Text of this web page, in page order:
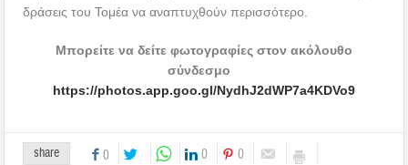
δράσεις του Τομέα να αναπτυχθούν περισσότερο.
Μπορείτε να δείτε φωτογραφίες στον ακόλουθο
σύνδεσμο
https://photos.app.goo.gl/NydhJ2dWP7a4KDVo9
share 0 0 0